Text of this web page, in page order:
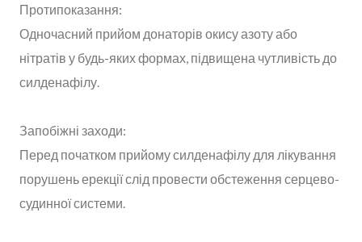
Протипоказання:
Одночасний прийом донаторів окису азоту або
нітратів у будь-яких формах, підвищена чутливість до
силденафілу.
Запобіжні заходи:
Перед початком прийому силденафілу для лікування
порушень ерекції слід провести обстеження серцево-
судинної системи.